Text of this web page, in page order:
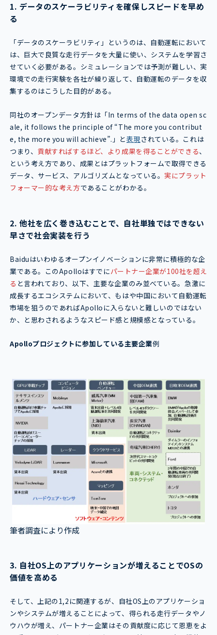
1. データのスケーラビリティを確保しスピードを早め
る
「データのスケーラビリティ」というのは、自動運転において
は、巨大で良質な走行データを大量に使い、システムを学習さ
せていく必要がある。シミュレーションでは予測が難しい、実
環境での走行実験を各社が繰り返して、自動運転のデータを収
集するのはこうした目的がある。
同社のオープンデータ方針は「In terms of the data open sc
ale, it follows the principle of “The more you contribut
e, the more you will achieve”.」と表現されている。これは
つまり、 貢献すればするほど、より成果を得ることができる、
という考え方であり、成果とはプラットフォームで取得できる
データ、サービス、アルゴリズムとなっている。実にプラット
フォーマー的な考え方であることがわかる。
2. 他社を広く巻き込むことで、自社単独ではできない
早さで社会実装を行う
Baiduはいわゆるオープンイノベーションに非常に積極的な企
業である。このApolloはすでにパートナー企業が100社を超え
る と言われており、以下、主要な企業のみ並べている。急激に
成長するエコシステムにおいて、もはや中国において自動運転
市場を狙うのであればApolloに入らないと難しいのではない
か、と思わされるようなスピード感と規模感となっている。
Apolloプロジェクトに参加している主要企業例
筆者調査により作成
3. 自社OS上のアプリケーションが増えることでOSの
価値を高める
そして、上記の1,2に関連するが、自社OS上のアプリケーショ
ンやシステムが増えることによって、得られる走行データやノ
ウハウが増え、パートナー企業はその貢献度に応じて恩恵をよ